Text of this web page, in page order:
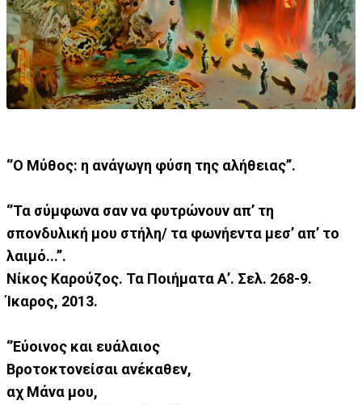
‘’Ο Μύθος: η ανάγωγη φύση της αλήθειας’’.
‘’Τα σύμφωνα σαν να φυτρώνουν απ’ τη
σπονδυλική μου στήλη/ τα φωνήεντα μεσ’ απ’ το
λαιμό...’’.
Νίκος Καρούζος. Τα Ποιήματα Α’. Σελ. 268-9.
Ίκαρος, 2013.
‘’Εύοινος και ευάλαιος
Βροτοκτονείσαι ανέκαθεν,
αχ Μάνα μου,